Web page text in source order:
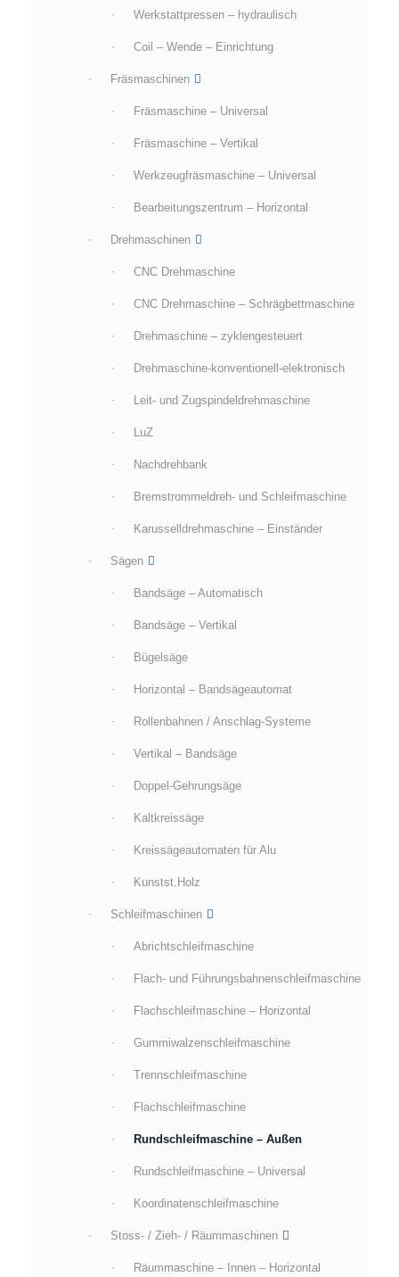
Werkstattpressen – hydraulisch
Coil – Wende – Einrichtung
Fräsmaschinen
Fräsmaschine – Universal
Fräsmaschine – Vertikal
Werkzeugfräsmaschine – Universal
Bearbeitungszentrum – Horizontal
Drehmaschinen
CNC Drehmaschine
CNC Drehmaschine – Schrägbettmaschine
Drehmaschine – zyklengesteuert
Drehmaschine-konventionell-elektronisch
Leit- und Zugspindeldrehmaschine
LuZ
Nachdrehbank
Bremstrommeldreh- und Schleifmaschine
Karusselldrehmaschine – Einständer
Sägen
Bandsäge – Automatisch
Bandsäge – Vertikal
Bügelsäge
Horizontal – Bandsägeautomat
Rollenbahnen / Anschlag-Systeme
Vertikal – Bandsäge
Doppel-Gehrungsäge
Kaltkreissäge
Kreissägeautomaten für Alu
Kunstst.Holz
Schleifmaschinen
Abrichtschleifmaschine
Flach- und Führungsbahnenschleifmaschine
Flachschleifmaschine – Horizontal
Gummiwalzenschleifmaschine
Trennschleifmaschine
Flachschleifmaschine
Rundschleifmaschine – Außen
Rundschleifmaschine – Universal
Koordinatenschleifmaschine
Stoss- / Zieh- / Räummaschinen
Räummaschine – Innen – Horizontal